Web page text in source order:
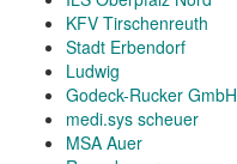
KFV Tirschenreuth
Stadt Erbendorf
Ludwig
Godeck-Rucker GmbH
medi.sys scheuer
MSA Auer